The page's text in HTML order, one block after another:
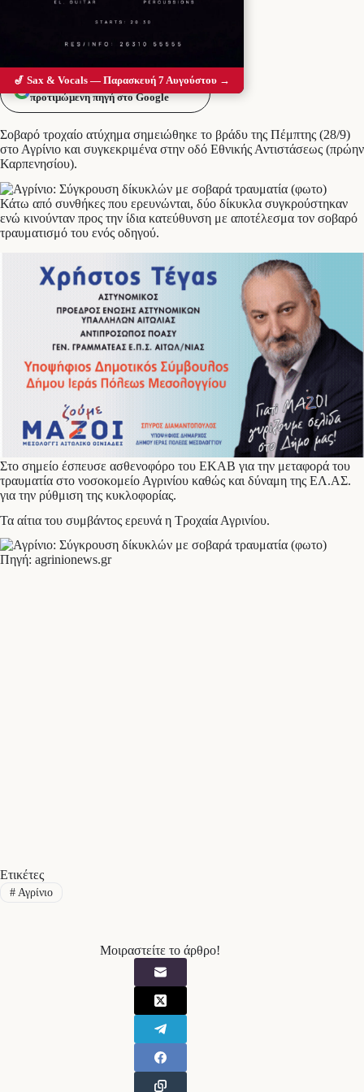
Προσθέστε το Messolonghi Voice ως
προτιμώμενη πηγή στο Google
Σοβαρό τροχαίο ατύχημα σημειώθηκε το βράδυ της Πέμπτης (28/9)
στο Αγρίνιο και συγκεκριμένα στην οδό Εθνικής Αντιστάσεως (πρώην
Καρπενησίου).
Κάτω από συνθήκες που ερευνώνται, δύο δίκυκλα συγκρούστηκαν
ενώ κινούνταν προς την ίδια κατεύθυνση με αποτέλεσμα τον σοβαρό
τραυματισμό του ενός οδηγού.
Στο σημείο έσπευσε ασθενοφόρο του ΕΚΑΒ για την μεταφορά του
τραυματία στο νοσοκομείο Αγρινίου καθώς και δύναμη της ΕΛ.ΑΣ.
για την ρύθμιση της κυκλοφορίας.
Τα αίτια του συμβάντος ερευνά η Τροχαία Αγρινίου.
Πηγή: agrinionews.gr
Ετικέτες
#Αγρίνιο
Μοιραστείτε το άρθρο!
🎷 Sax & Vocals — Παρασκευή 7 Αυγούστου →